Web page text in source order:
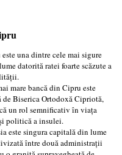
una dintre cele mai sigure
datorită ratei foarte scăzute a
mare bancă din Cipru este
de Biserica Ortodoxă Cipriotă,
un rol semnificativ în viața
politică a insulei.
este singura capitală din lume
între două administrații